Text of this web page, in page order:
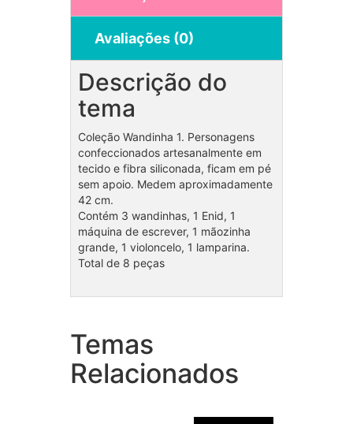
Avaliações (0)
Descrição do
tema
Coleção Wandinha 1. Personagens
confeccionados artesanalmente em
tecido e fibra siliconada, ficam em pé
sem apoio. Medem aproximadamente
42 cm.
Contém 3 wandinhas, 1 Enid, 1
máquina de escrever, 1 mãozinha
grande, 1 violoncelo, 1 lamparina.
Total de 8 peças
Temas
Relacionados
Coleção Anjinho batizado